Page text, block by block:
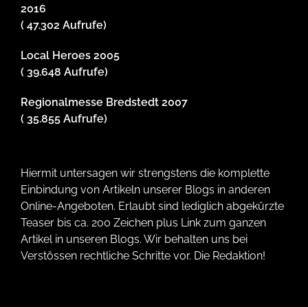
2016
( 47.302 Aufrufe)
Local Heroes 2005
( 39.648 Aufrufe)
Regionalmesse Bredstedt 2007
( 35.855 Aufrufe)
Hiermit untersagen wir strengstens die komplette
Einbindung von Artikeln unserer Blogs in anderen
Online-Angeboten. Erlaubt sind lediglich abgekürzte
Teaser bis ca. 200 Zeichen plus Link zum ganzen
Artikel in unseren Blogs. Wir behalten uns bei
Verstössen rechtliche Schritte vor. Die Redaktion!